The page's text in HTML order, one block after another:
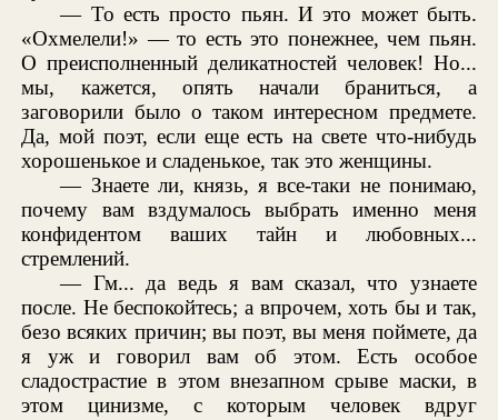
— То есть просто пьян. И это может быть.
«Охмелели!» — то есть это понежнее, чем пьян.
О преисполненный деликатностей человек! Но...
мы, кажется, опять начали браниться, а
заговорили было о таком интересном предмете.
Да, мой поэт, если еще есть на свете что-нибудь
хорошенькое и сладенькое, так это женщины.
— Знаете ли, князь, я все-таки не понимаю,
почему вам вздумалось выбрать именно меня
конфидентом ваших тайн и любовных...
стремлений.
— Гм... да ведь я вам сказал, что узнаете
после. Не беспокойтесь; а впрочем, хоть бы и так,
безо всяких причин; вы поэт, вы меня поймете, да
я уж и говорил вам об этом. Есть особое
сладострастие в этом внезапном срыве маски, в
этом цинизме, с которым человек вдруг